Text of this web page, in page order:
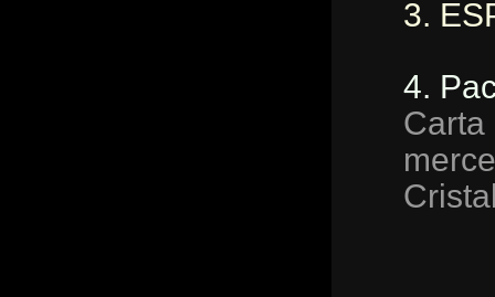
3.
4.
Carta